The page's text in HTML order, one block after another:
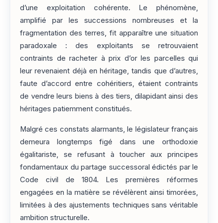
d’une exploitation cohérente. Le phénomène,
amplifié par les successions nombreuses et la
fragmentation des terres, fit apparaître une situation
paradoxale : des exploitants se retrouvaient
contraints de racheter à prix d’or les parcelles qui
leur revenaient déjà en héritage, tandis que d’autres,
faute d’accord entre cohéritiers, étaient contraints
de vendre leurs biens à des tiers, dilapidant ainsi des
héritages patiemment constitués.
Malgré ces constats alarmants, le législateur français
demeura longtemps figé dans une orthodoxie
égalitariste, se refusant à toucher aux principes
fondamentaux du partage successoral édictés par le
Code civil de 1804. Les premières réformes
engagées en la matière se révélèrent ainsi timorées,
limitées à des ajustements techniques sans véritable
ambition structurelle.